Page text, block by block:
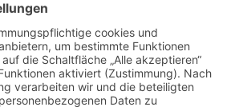
Datenschutz
Cookie-Einstellungen